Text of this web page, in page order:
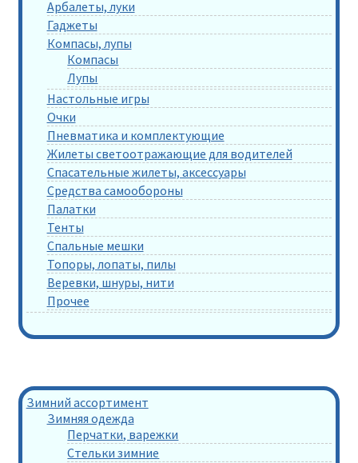
Арбалеты, луки
Гаджеты
Компасы, лупы
Компасы
Лупы
Настольные игры
Очки
Пневматика и комплектующие
Жилеты светоотражающие для водителей
Спасательные жилеты, аксессуары
Средства самообороны
Палатки
Тенты
Спальные мешки
Топоры, лопаты, пилы
Веревки, шнуры, нити
Прочее
Зимний ассортимент
Зимняя одежда
Перчатки, варежки
Стельки зимние